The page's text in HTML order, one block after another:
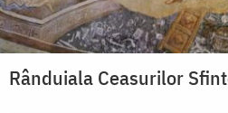
Rânduiala Ceasurilor